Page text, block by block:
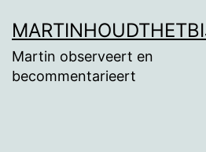
naar
de
Martin observeert en
becommentarieert